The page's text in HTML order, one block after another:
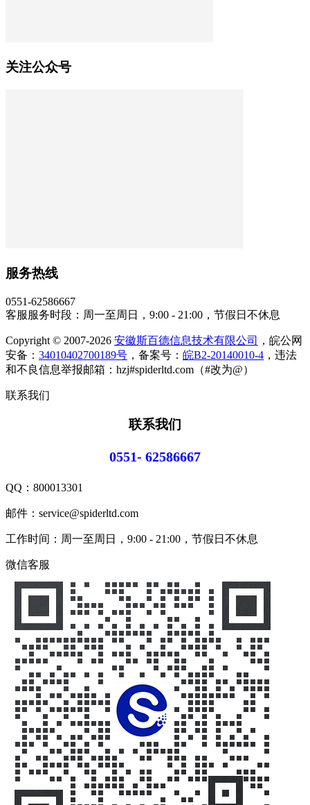
关注公众号
服务热线
0551-62586667
客服服务时段：周一至周日，9:00 - 21:00，节假日不休息
Copyright © 2007-2026 安徽斯百德信息技术有限公司
，皖公网
安备： 34010402700189号 ，备案号： 皖B2-20140010-4 ，违法
和不良信息举报邮箱：hzj#spiderltd.com（#改为@）
联系我们
联系我们
0551- 62586667
QQ： 800013301
邮件：service@spiderltd.com
工作时间：周一至周日，9:00 - 21:00，节假日不休息
微信客服